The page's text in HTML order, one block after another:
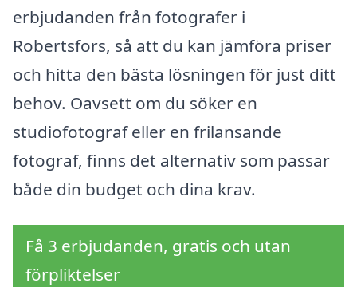
erbjudanden från fotografer i
Robertsfors, så att du kan jämföra priser
och hitta den bästa lösningen för just ditt
behov. Oavsett om du söker en
studiofotograf eller en frilansande
fotograf, finns det alternativ som passar
både din budget och dina krav.
Få 3 erbjudanden, gratis och utan
förpliktelser